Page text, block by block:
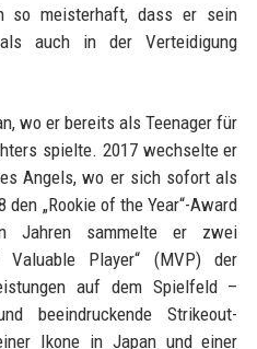
so meisterhaft, dass er sein
auch in der Verteidigung
wo er bereits als Teenager für
spielte. 2017 wechselte er
Angels, wo er sich sofort als
„Rookie of the Year“-Award
Jahren sammelte er zwei
Valuable Player“ (MVP) der
auf dem Spielfeld –
beeindruckende Strikeout-
Ikone in Japan und einer